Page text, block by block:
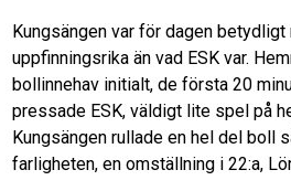
Kungsängen var för dagen
uppfinningsrika än vad ESK var.
bollinnehav initialt, de första 20
pressade ESK, väldigt lite spel på
Kungsängen rullade en hel del boll
farligheten, en omställning i 22:a,